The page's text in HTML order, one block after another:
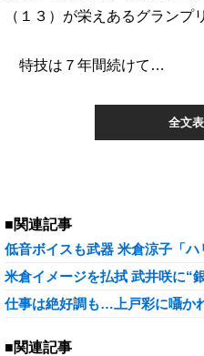
（１３）が栄えあるグランプ
特技は７年間続けて…
全文
■関連記事
低音ボイスも武器 米倉涼子「
米倉イメージを払拭 武井咲に“
仕事は絶好調も…上戸彩に囁か
■関連記事